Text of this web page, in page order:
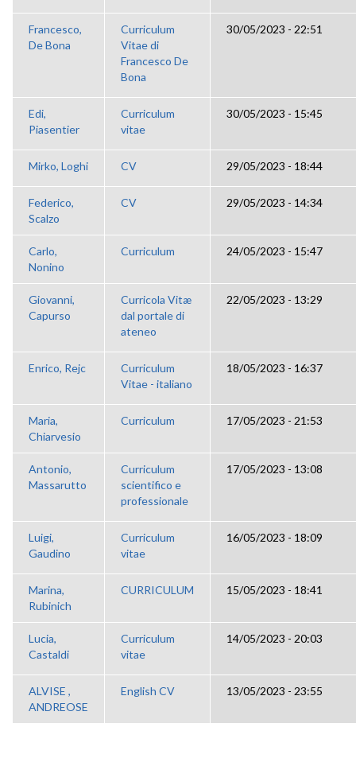
Francesco,
De Bona
Curriculum
Vitae di
Francesco De
Bona
30/05/2023 - 22:51
Edi,
Piasentier
Curriculum
vitae
30/05/2023 - 15:45
Mirko, Loghi CV 29/05/2023 - 18:44
Federico,
Scalzo
CV 29/05/2023 - 14:34
Carlo,
Nonino
Curriculum 24/05/2023 - 15:47
Giovanni,
Capurso
Curricola Vitæ
dal portale di
ateneo
22/05/2023 - 13:29
Enrico, Rejc
Curriculum
Vitae - italiano
18/05/2023 - 16:37
Maria,
Chiarvesio
Curriculum 17/05/2023 - 21:53
Antonio,
Massarutto
Curriculum
scientifico e
professionale
17/05/2023 - 13:08
Luigi,
Gaudino
Curriculum
vitae
16/05/2023 - 18:09
Marina,
Rubinich
CURRICULUM 15/05/2023 - 18:41
Lucia,
Castaldi
Curriculum
vitae
14/05/2023 - 20:03
ALVISE ,
ANDREOSE
English CV 13/05/2023 - 23:55